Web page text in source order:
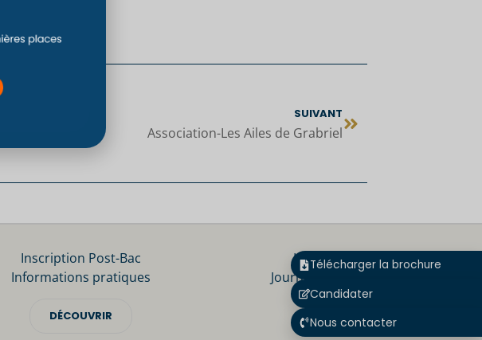
Télécharger la brochure
Candidater
Nous contacter
SUIVANT
Association-Les Ailes de Grabriel
Inscription Post-Bac
Informations pratiques
DÉCOUVRIR
Inscrivez-vous aux
Journées Portes Ouvertes
S'INSCRIRE